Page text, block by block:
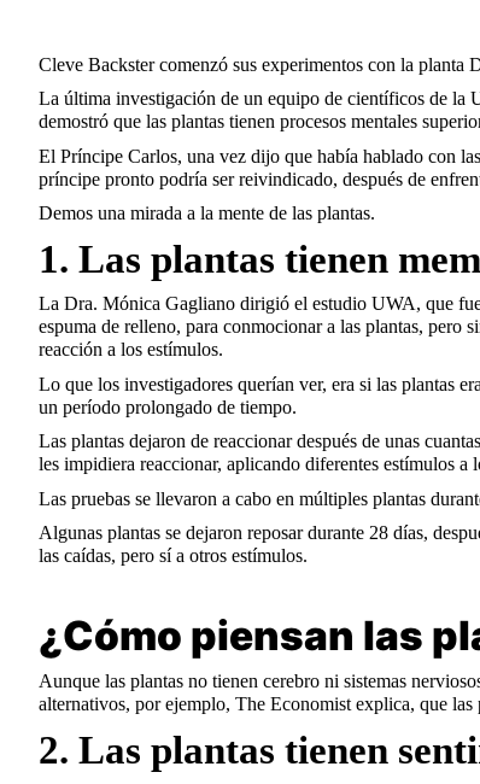
Cleve Backster comenzó sus experimentos con la planta
La última investigación de un equipo de científicos de la
demostró que las plantas tienen procesos mentales
El Príncipe Carlos, una vez dijo que había hablado con
príncipe pronto podría ser reivindicado, después de
Demos una mirada a la mente de las plantas.
1. Las plantas tienen
La Dra. Mónica Gagliano dirigió el estudio UWA, que
espuma de relleno, para conmocionar a las plantas, pero
reacción a los estímulos.
Lo que los investigadores querían ver, era si las plantas
un período prolongado de tiempo.
Las plantas dejaron de reaccionar después de unas
les impidiera reaccionar, aplicando diferentes estímulos a
Las pruebas se llevaron a cabo en múltiples plantas
Algunas plantas se dejaron reposar durante 28 días,
las caídas, pero sí a otros estímulos.
¿Cómo piensan las
Aunque las plantas no tienen cerebro ni sistemas
alternativos, por ejemplo, The Economist explica, que las
2. Las plantas tienen